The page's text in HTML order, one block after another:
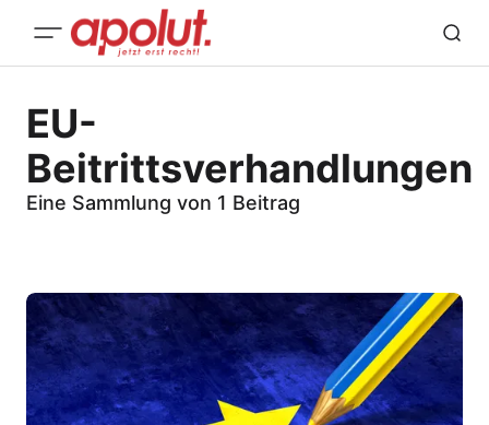
EU-
Beitrittsverhandlungen
Eine Sammlung von 1 Beitrag